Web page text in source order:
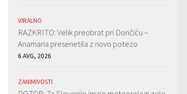
VIRALNO
RAZKRITO: Velik preobrat pri Dončiću –
Anamaria presenetila z novo potezo
6 AVG, 2026
ZANIMIVOSTI